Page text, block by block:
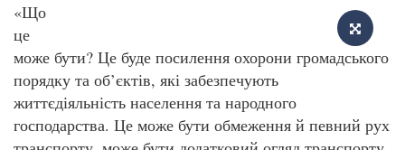
«Що
це
може бути? Це буде посилення охорони громадського
порядку та об’єктів, які забезпечують
життєдіяльність населення та народного
господарства. Це може бути обмеження й певний рух